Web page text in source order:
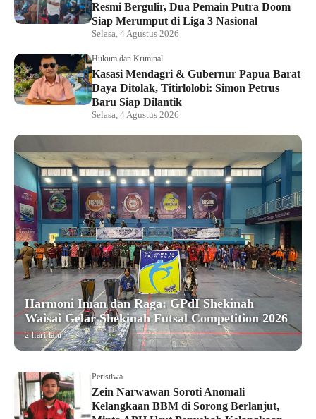
Resmi Bergulir, Dua Pemain Putra Doom
Siap Merumput di Liga 3 Nasional
Selasa, 4 Agustus 2026
Hukum dan Kriminal
Kasasi Mendagri & Gubernur Papua Barat
Daya Ditolak, Titirlolobi: Simon Petrus
Baru Siap Dilantik
Selasa, 4 Agustus 2026
Harmoni Iman dan Raga: GPdI Shekinah
Waisai Gelar Shekinah Futsal Competition 2026
2 hari lalu
Peristiwa
Zein Narwawan Soroti Anomali
Kelangkaan BBM di Sorong Berlanjut,